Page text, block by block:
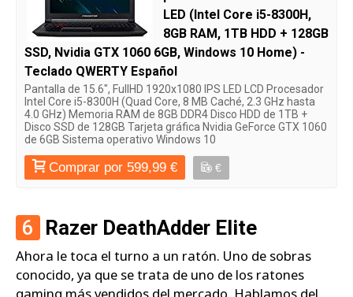
LED (Intel Core i5-8300H,
8GB RAM, 1TB HDD + 128GB
SSD, Nvidia GTX 1060 6GB, Windows 10 Home) -
Teclado QWERTY Español
Pantalla de 15.6", FullHD 1920x1080 IPS LED LCD Procesador
Intel Core i5-8300H (Quad Core, 8 MB Caché, 2.3 GHz hasta
4.0 GHz) Memoria RAM de 8GB DDR4 Disco HDD de 1TB +
Disco SSD de 128GB Tarjeta gráfica Nvidia GeForce GTX 1060
de 6GB Sistema operativo Windows 10
Comprar por 599,99 € €
6 Razer DeathAdder Elite
Ahora le toca el turno a un ratón. Uno de sobras
conocido, ya que se trata de uno de los ratones